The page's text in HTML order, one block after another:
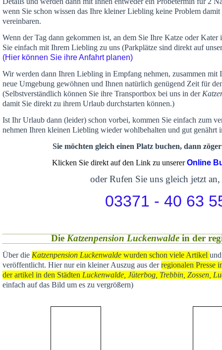
wenn Sie schon wissen das Ihre kleiner Liebling keine Problem
vereinbaren.
Wenn der Tag dann gekommen ist, an dem Sie Ihre Katze oder
Sie einfach mit Ihrem Liebling zu uns (Parkplätze sind direkt auf
(Hier können Sie ihre Anfahrt planen)
Wir werden dann Ihren Liebling in Empfang nehmen, zusammen mit
neue Umgebung gewöhnen und Ihnen natürlich genügend Zeit für
(Selbstverständlich können Sie ihre Transportbox bei uns in der
damit Sie direkt zu ihrem Urlaub durchstarten können.)
Ist Ihr Urlaub dann (leider) schon vorbei, kommen Sie einfach zum
nehmen Ihren kleinen Liebling wieder wohlbehalten und gut genährt
Sie möchten gleich einen Platz buchen, dann
Klicken Sie direkt auf den Link zu unsererOnline
oder Rufen Sie uns gleich jetzt an,
03371 - 40 63
Die Katzenpension Luckenwaldein der
Über die Katzenpension Luckenwalde wurden schon viele Artikel
veröffentlicht. Hier nur ein kleiner Auszug aus derregionalen Presse
der artikel in den Städten Luckenwalde, Jüterbog, Trebbin, Zossen,
einfach auf das Bild um es zu vergrößern)